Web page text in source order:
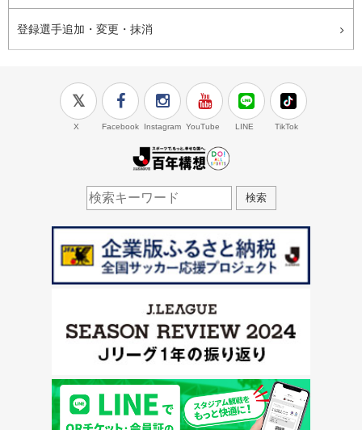
登録選手追加・変更・抹消
X Facebook Instagram YouTube LINE TikTok
検索